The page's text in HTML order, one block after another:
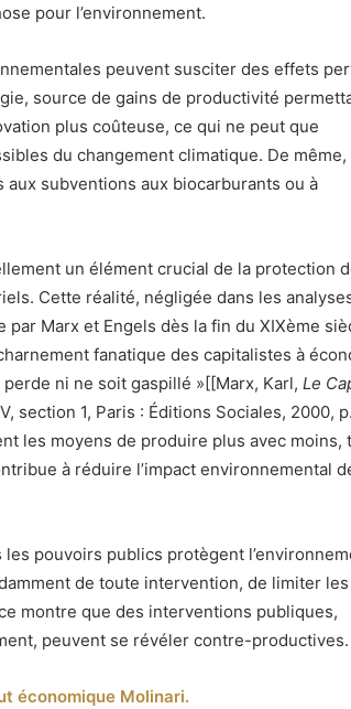
pour l’environnement.
peuvent susciter des effets
source de gains de productivité
plus coûteuse, ce qui ne peut que
du changement climatique. De même,
subventions aux biocarburants ou à
un élément crucial de la protection
Cette réalité, négligée dans les
Marx et Engels dès la fin du XIXème
fanatique des capitalistes à
ni ne soit gaspillé »[[Marx, Karl, Le
section 1, Paris : Éditions Sociales, 2000,
les moyens de produire plus avec moins,
à réduire l’impact environnemental
pouvoirs publics protègent
de toute intervention, de limiter les
montre que des interventions publiques,
peuvent se révéler contre-productives.
économique Molinari.